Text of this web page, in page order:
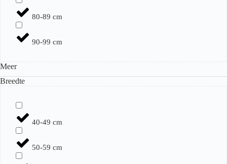
80-89 cm
90-99 cm
Meer
Breedte
40-49 cm
50-59 cm